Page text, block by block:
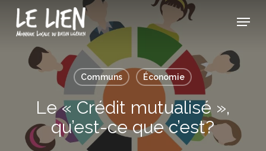
Panneau de gestion des cookies
Skip
main
content
Menu
Communs Économie
Le « Crédit mutualisé »,
qu’est-ce que c’est?
Menu